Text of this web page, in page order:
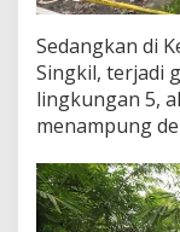
Sedangkan di
Singkil, terjadi
lingkungan 5,
menampung